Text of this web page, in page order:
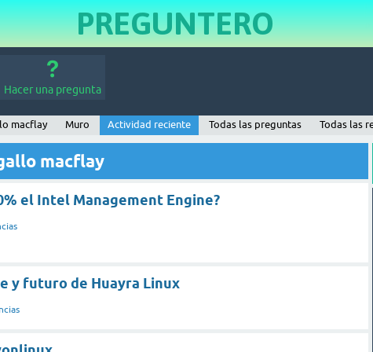
PREGUNTERO
Hacer una pregunta
macflay Muro Actividad reciente Todas las preguntas Todas las
macflay
el Intel Management Engine?
y futuro de Huayra Linux